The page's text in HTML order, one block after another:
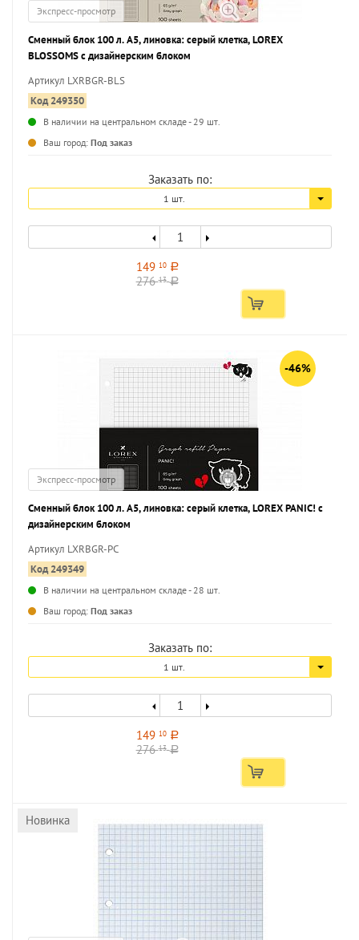
Экспресс-просмотр
Сменный блок 100 л. А5, линовка: серый клетка, LOREX
BLOSSOMS с дизайнерским блоком
Артикул LXRBGR-BLS
Код 249350
В наличии на центральном складе - 29 шт.
Ваш город: Под заказ
Заказать по:
1 шт.
149 10 a
27613 a
-46%
Экспресс-просмотр
Сменный блок 100 л. А5, линовка: серый клетка, LOREX PANIC! с
дизайнерским блоком
Артикул LXRBGR-PC
Код 249349
В наличии на центральном складе - 28 шт.
Ваш город: Под заказ
Заказать по:
1 шт.
149 10 a
27613 a
Новинка